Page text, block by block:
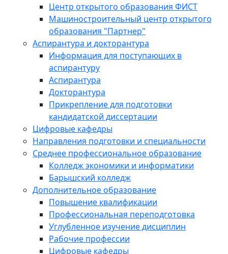
Центр открытого образования ФИСТ
Машиностроительный центр открытого
образования "Партнер"
Аспирантура и докторантура
Информация для поступающих в
аспирантуру
Аспирантура
Докторантура
Прикрепление для подготовки
кандидатской диссертации
Цифровые кафедры
Направления подготовки и специальности
Среднее профессиональное образование
Колледж экономики и информатики
Барышский колледж
Дополнительное образование
Повышение квалификации
Профессиональная переподготовка
Углубленное изучение дисциплин
Рабочие профессии
Цифровые кафедры